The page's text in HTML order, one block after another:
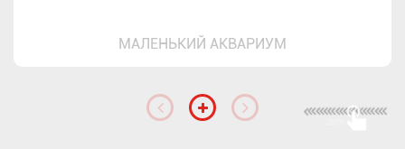
МАЛЕНЬКИЙ АКВАРИУМ